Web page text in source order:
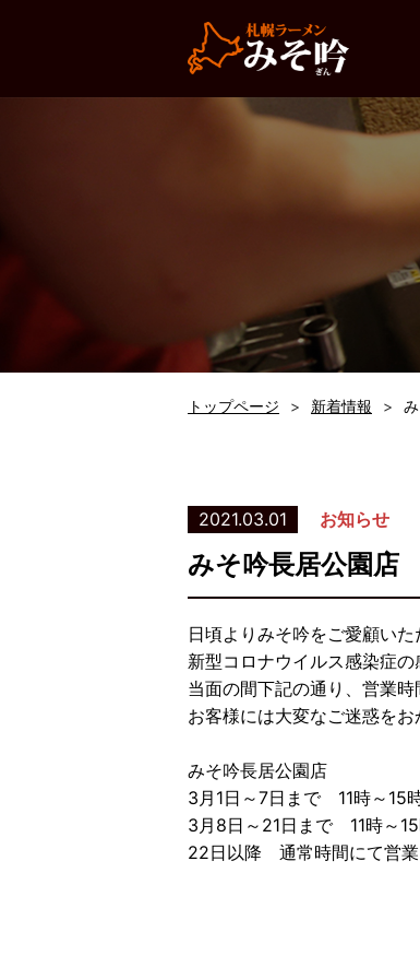
トップページ 新着情報
2021.03.01 お知らせ
みそ吟長居公園店
日頃よりみそ吟をご愛顧いた
新型コロナウイルス感染症の
当面の間下記の通り、営業時
お客様には大変なご迷惑を
みそ吟長居公園店
3月1日～7日まで 11時～15
3月8日～21日まで 11時～
22日以降 通常時間にて営業